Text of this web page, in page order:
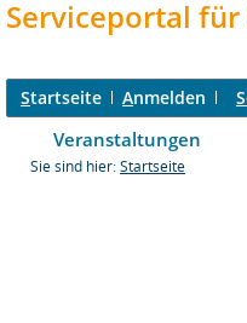
Serviceportal
Startseite Anmelden
Veranstaltungen
Sie sind hier: Startseite